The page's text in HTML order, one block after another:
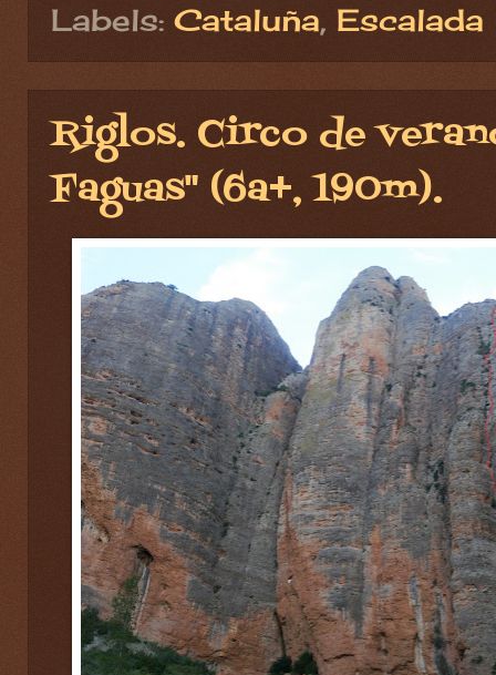
Labels: Cataluña, Escalada
Riglos. Circo de
Faguas" (6a+, 190m).